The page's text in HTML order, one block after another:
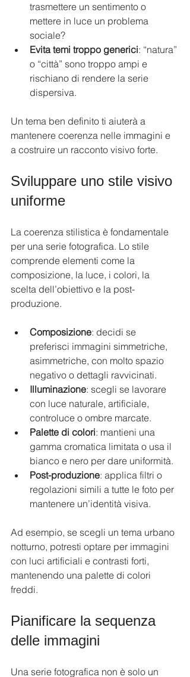
trasmettere un sentimento o
mettere in luce un problema
sociale?
Evita temi troppo generici: “natura”
o “città” sono troppo ampi e
rischiano di rendere la serie
dispersiva.
Un tema ben definito ti aiuterà a
mantenere coerenza nelle immagini e
a costruire un racconto visivo forte.
Sviluppare uno stile visivo
uniforme
La coerenza stilistica è fondamentale
per una serie fotografica. Lo stile
comprende elementi come la
composizione, la luce, i colori, la
scelta dell’obiettivo e la post-
produzione.
Composizione: decidi se
preferisci immagini simmetriche,
asimmetriche, con molto spazio
negativo o dettagli ravvicinati.
Illuminazione: scegli se lavorare
con luce naturale, artificiale,
controluce o ombre marcate.
Palette di colori: mantieni una
gamma cromatica limitata o usa il
bianco e nero per dare uniformità.
Post-produzione: applica filtri o
regolazioni simili a tutte le foto per
mantenere un’identità visiva.
Ad esempio, se scegli un tema urbano
notturno, potresti optare per immagini
con luci artificiali e contrasti forti,
mantenendo una palette di colori
freddi.
Pianificare la sequenza
delle immagini
Una serie fotografica non è solo un